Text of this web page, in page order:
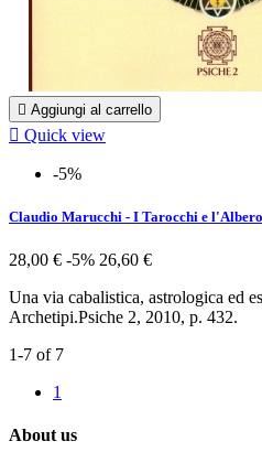
 Aggiungi al carrello
 Quick view
-5%
Claudio Marucchi - I Tarocchi e
28,00 € -5% 26,60 €
Una via cabalistica, astrologica ed
Archetipi.Psiche 2, 2010, p. 432.
1-7 of 7
1
About us